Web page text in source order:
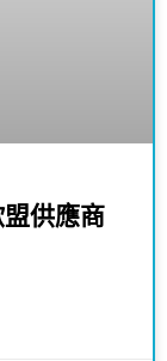
盟供應商